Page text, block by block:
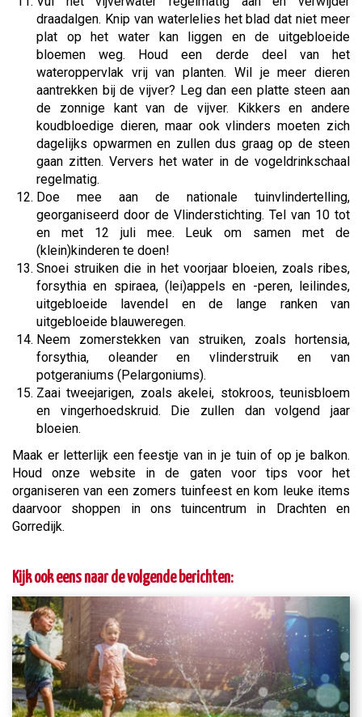
draadalgen. Knip van waterlelies het blad dat niet meer
plat op het water kan liggen en de uitgebloeide
bloemen weg. Houd een derde deel van het
wateroppervlak vrij van planten. Wil je meer dieren
aantrekken bij de vijver? Leg dan een platte steen aan
de zonnige kant van de vijver. Kikkers en andere
koudbloedige dieren, maar ook vlinders moeten zich
dagelijks opwarmen en zullen dus graag op de steen
gaan zitten. Ververs het water in de vogeldrinkschaal
regelmatig.
Doe mee aan de nationale tuinvlindertelling,
georganiseerd door de Vlinderstichting. Tel van 10 tot
en met 12 juli mee. Leuk om samen met de
(klein)kinderen te doen!
Snoei struiken die in het voorjaar bloeien, zoals ribes,
forsythia en spiraea, (lei)appels en -peren, leilindes,
uitgebloeide lavendel en de lange ranken van
uitgebloeide blauweregen.
Neem zomerstekken van struiken, zoals hortensia,
forsythia, oleander en vlinderstruik en van
potgeraniums (Pelargoniums).
Zaai tweejarigen, zoals akelei, stokroos, teunisbloem
en vingerhoedskruid. Die zullen dan volgend jaar
bloeien.
Maak er letterlijk een feestje van in je tuin of op je balkon.
Houd onze website in de gaten voor tips voor het
organiseren van een zomers tuinfeest en kom leuke items
daarvoor shoppen in ons tuincentrum in Drachten en
Gorredijk.
Kijk ook eens naar de volgende berichten: